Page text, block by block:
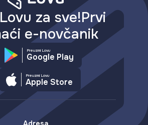
za sve!Prvi
e-novčanik
Preuzmi Lovu
Google Play
Preuzmi Lovu
Apple Store